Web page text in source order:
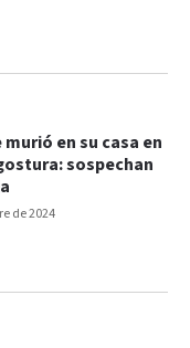
de 2024
en su casa en
sospechan